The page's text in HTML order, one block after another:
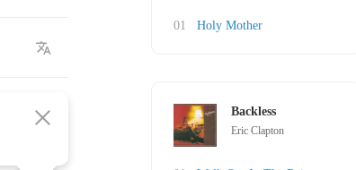
01 Holy Mother
Backless
Eric Clapton